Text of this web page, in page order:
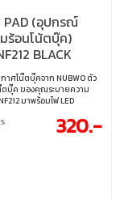
PAD (อุปกรณ์
มร้อนโน้ตบุ๊ค)
BLACK
าศโน๊ตบุ๊คจาก NUBWO ตัว
ตบุ๊ค ของคุณระบายความ
มาพร้อมไฟ LED
ด้วยใบพัดขนาด 120 มม.
น 1300+/-10% RPM ช่วย
320.-